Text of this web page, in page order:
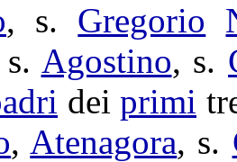
, s. Gregorio
Agostino, s.
deiprimi
, Atenagora, s.